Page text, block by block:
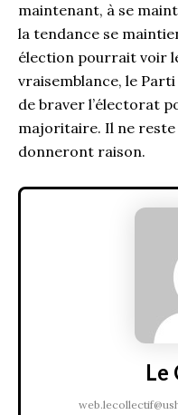
maintenant, à se
la tendance se
élection pourrait voir
vraisemblance, le
de braver l’électorat
majoritaire. Il ne reste
donneront raison.
Le